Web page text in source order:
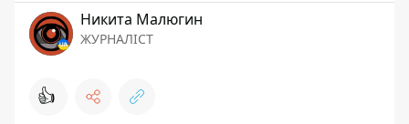
Никита Малюгин
ЖУРНАЛІСТ
👍